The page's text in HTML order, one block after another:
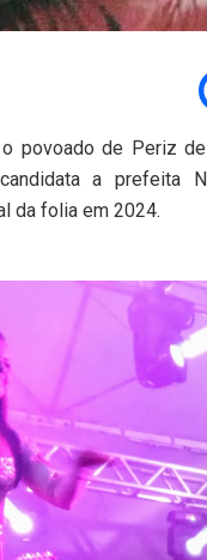
povoado de Periz
a prefeita
da folia em 2024.